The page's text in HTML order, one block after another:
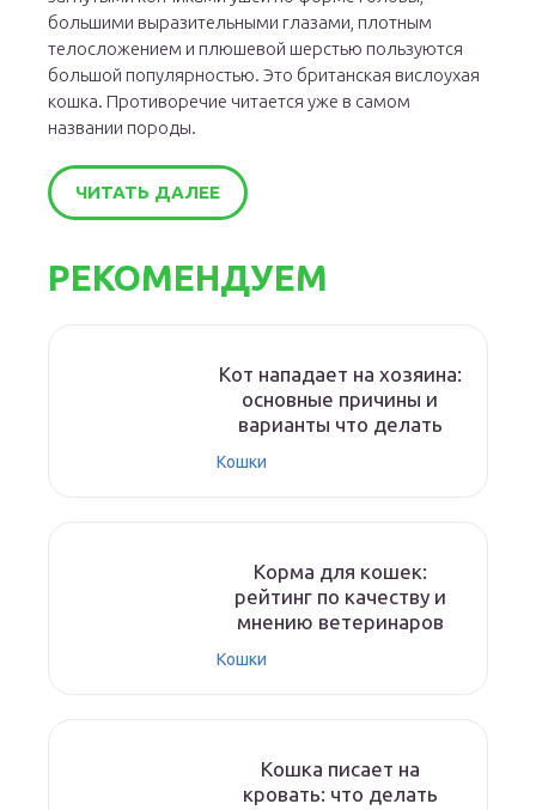
большими выразительными глазами, плотным
телосложением и плюшевой шерстью пользуются
большой популярностью. Это британская вислоухая
кошка. Противоречие читается уже в самом
названии породы.
ЧИТАТЬ ДАЛЕЕ
РЕКОМЕНДУЕМ
Кот нападает на хозяина:
основные причины и
варианты что делать
Кошки
Корма для кошек:
рейтинг по качеству и
мнению ветеринаров
Кошки
Кошка писает на
кровать: что делать